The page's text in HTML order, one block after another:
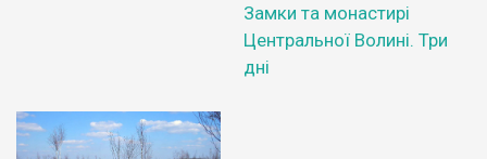
Замки та монастирі
Центральної Волині. Три
дні